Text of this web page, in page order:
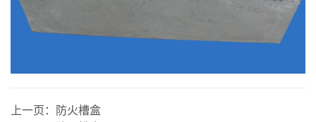
上一页：
防火槽盒